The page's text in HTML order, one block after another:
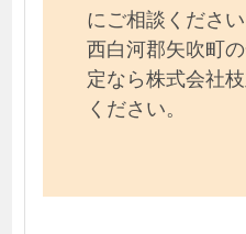
にご相談ください
西白河郡矢吹町
定なら株式会社
ください。